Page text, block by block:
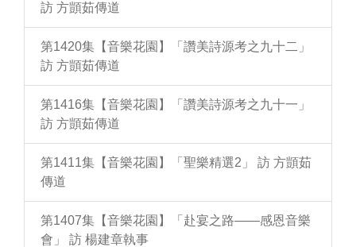
訪 方顗茹傳道
第1420集【音樂花園】「讚美詩源考之九十二」
訪 方顗茹傳道
第1416集【音樂花園】「讚美詩源考之九十一」
訪 方顗茹傳道
第1411集【音樂花園】「聖樂精選2」 訪 方顗茹
傳道
第1407集【音樂花園】「赴宴之路——感恩音樂
會」 訪 楊建章執事